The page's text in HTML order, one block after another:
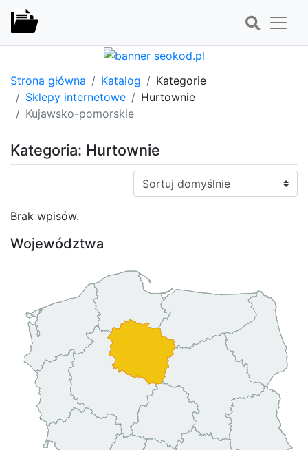
Strona główna Katalog
Kategorie
Sklepy internetowe
Hurtownie
Kujawsko-pomorskie
Kategoria: Hurtownie
Sortuj:
Brak wpisów.
Województwa